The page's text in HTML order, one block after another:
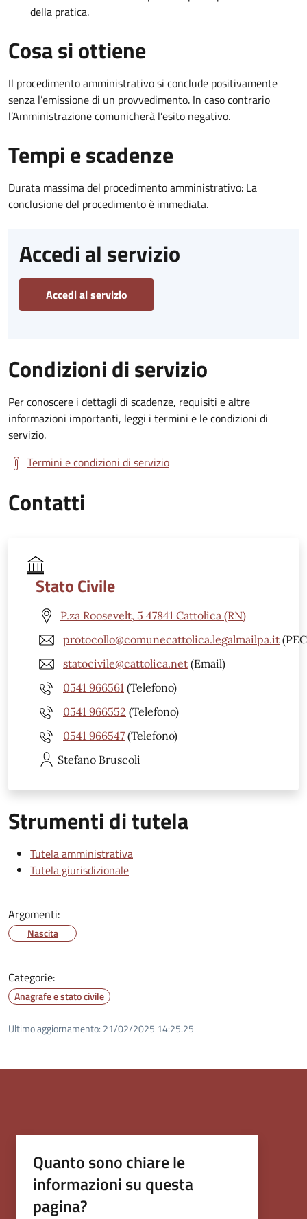
della pratica.
Cosa si ottiene
Il procedimento amministrativo si conclude positivamente
senza l’emissione di un provvedimento. In caso contrario
l’Amministrazione comunicherà l’esito negativo.
Tempi e scadenze
Durata massima del procedimento amministrativo: La
conclusione del procedimento è immediata.
Accedi al servizio
Accedi al servizio
Condizioni di servizio
Per conoscere i dettagli di scadenze, requisiti e altre
informazioni importanti, leggi i termini e le condizioni di
servizio.
Termini e condizioni di servizio
Contatti
Stato Civile
P.za Roosevelt, 5 47841 Cattolica (RN)
protocollo@comunecattolica.legalmailpa.it
statocivile@cattolica.net (Email)
0541 966561 (Telefono)
0541 966552 (Telefono)
0541 966547 (Telefono)
Stefano Bruscoli
Strumenti di tutela
Tutela amministrativa
Tutela giurisdizionale
Argomenti:
Nascita
Categorie:
Anagrafe e stato civile
Ultimo aggiornamento: 21/02/2025 14:25.25
Quanto sono chiare le
informazioni su questa
pagina?